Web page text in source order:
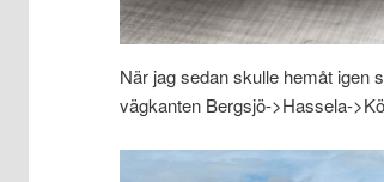
När jag sedan skulle hemåt igen
vägkanten Bergsjö->Hassela-